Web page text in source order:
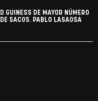
GUINESS DE MAYOR NÚMERO
SACOS. PABLO LASAOSA